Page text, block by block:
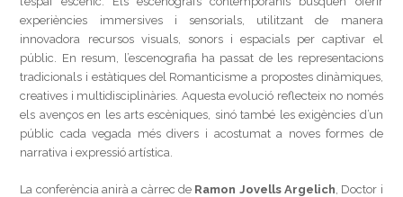
experiències immersives i sensorials, utilitzant de manera
innovadora recursos visuals, sonors i espacials per captivar el
públic. En resum, l’escenografia ha passat de les representacions
tradicionals i estàtiques del Romanticisme a propostes dinàmiques,
creatives i multidisciplinàries. Aquesta evolució reflecteix no només
els avenços en les arts escèniques, sinó també les exigències d’un
públic cada vegada més divers i acostumat a noves formes de
narrativa i expressió artística.
La conferència anirà a càrrec de Ramon Jovells Argelich , Doctor i